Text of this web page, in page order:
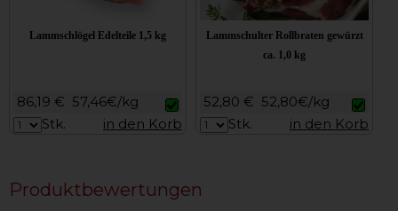
Lammschlögel Edelteile 1,5 kg
86,19 € 57,46€/kg
Stk.
in den Korb
Lammschulter Rollbraten gewürzt
ca. 1,0 kg
52,80 € 52,80€/kg
Stk.
in den Korb
Produktbewertungen